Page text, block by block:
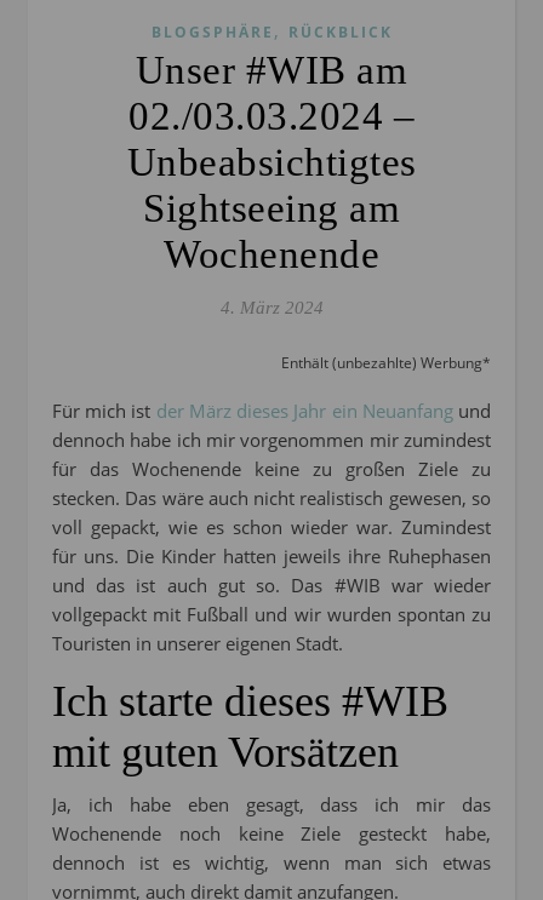
BLOGSPHÄRE , RÜCKBLICK
Unser #WIB am
02./03.03.2024 –
Unbeabsichtigtes
Sightseeing am
Wochenende
4. März 2024
Enthält (unbezahlte) Werbung*
Für mich ist der März dieses Jahr ein Neuanfangund
dennoch habe ich mir vorgenommen mir zumindest
für das Wochenende keine zu großen Ziele zu
stecken. Das wäre auch nicht realistisch gewesen, so
voll gepackt, wie es schon wieder war. Zumindest
für uns. Die Kinder hatten jeweils ihre Ruhephasen
und das ist auch gut so. Das #WIB war wieder
vollgepackt mit Fußball und wir wurden spontan zu
Touristen in unserer eigenen Stadt.
Ich starte dieses #WIB
mit guten Vorsätzen
Ja, ich habe eben gesagt, dass ich mir das
Wochenende noch keine Ziele gesteckt habe,
dennoch ist es wichtig, wenn man sich etwas
vornimmt, auch direkt damit anzufangen.